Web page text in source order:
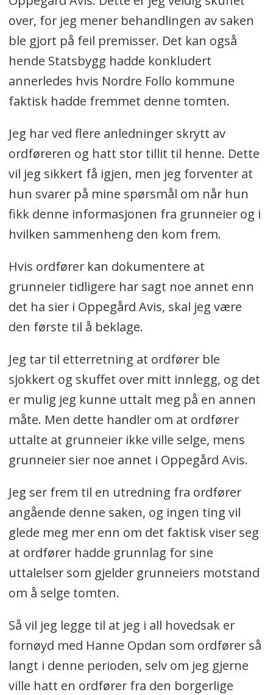
over, for jeg mener behandlingen av saken
ble gjort på feil premisser. Det kan også
hende Statsbygg hadde konkludert
annerledes hvis Nordre Follo kommune
faktisk hadde fremmet denne tomten.
Jeg har ved flere anledninger skrytt av
ordføreren og hatt stor tillit til henne. Dette
vil jeg sikkert få igjen, men jeg forventer at
hun svarer på mine spørsmål om når hun
fikk denne informasjonen fra grunneier og i
hvilken sammenheng den kom frem.
Hvis ordfører kan dokumentere at
grunneier tidligere har sagt noe annet enn
det ha sier i Oppegård Avis, skal jeg være
den første til å beklage.
Jeg tar til etterretning at ordfører ble
sjokkert og skuffet over mitt innlegg, og det
er mulig jeg kunne uttalt meg på en annen
måte. Men dette handler om at ordfører
uttalte at grunneier ikke ville selge, mens
grunneier sier noe annet i Oppegård Avis.
Jeg ser frem til en utredning fra ordfører
angående denne saken, og ingen ting vil
glede meg mer enn om det faktisk viser seg
at ordfører hadde grunnlag for sine
uttalelser som gjelder grunneiers motstand
om å selge tomten.
Så vil jeg legge til at jeg i all hovedsak er
fornøyd med Hanne Opdan som ordfører så
langt i denne perioden, selv om jeg gjerne
ville hatt en ordfører fra den borgerlige